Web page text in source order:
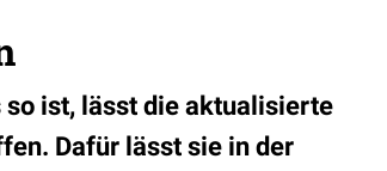
ist, lässt die aktualisierte
Dafür lässt sie in der